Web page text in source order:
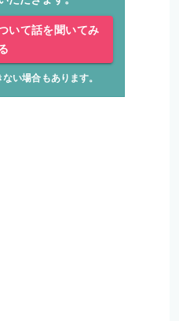
いて話を聞いてみ
い場合もあります。